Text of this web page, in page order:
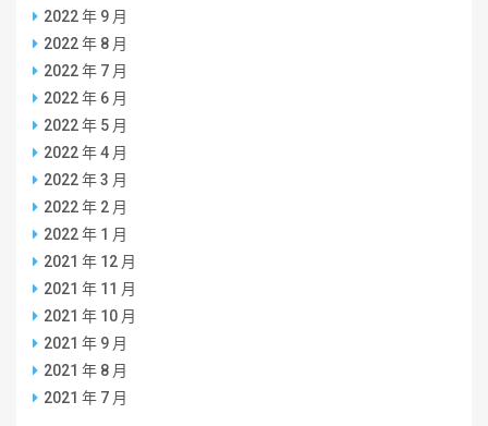
2022 年 9 月
2022 年 8 月
2022 年 7 月
2022 年 6 月
2022 年 5 月
2022 年 4 月
2022 年 3 月
2022 年 2 月
2022 年 1 月
2021 年 12 月
2021 年 11 月
2021 年 10 月
2021 年 9 月
2021 年 8 月
2021 年 7 月